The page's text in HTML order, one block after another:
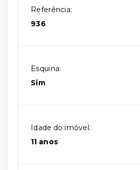
Referência:
936
Esquina:
Sim
Idade do imóvel:
11 anos